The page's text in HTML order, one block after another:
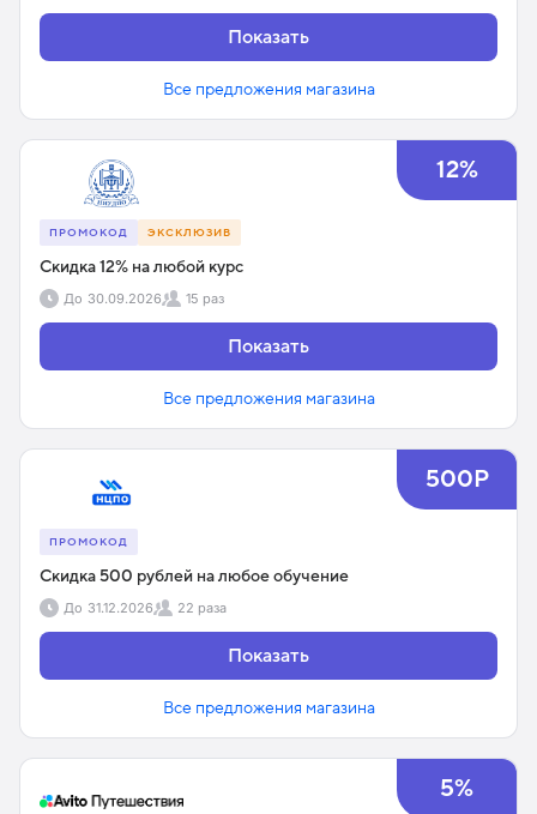
Показать
Все предложения магазина
12%
ПРОМОКОД ЭКСКЛЮЗИВ
Скидка 12% на любой курс
До 30.09.2026 15 раз
Показать
Все предложения магазина
500Р
ПРОМОКОД
Скидка 500 рублей на любое обучение
До 31.12.2026 22 раза
Показать
Все предложения магазина
5%